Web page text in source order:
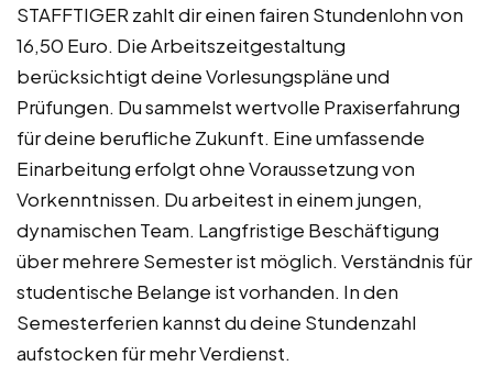
STAFFTIGER zahlt dir einen fairen Stundenlohn von
16,50 Euro. Die Arbeitszeitgestaltung
berücksichtigt deine Vorlesungspläne und
Prüfungen. Du sammelst wertvolle Praxiserfahrung
für deine berufliche Zukunft. Eine umfassende
Einarbeitung erfolgt ohne Voraussetzung von
Vorkenntnissen. Du arbeitest in einem jungen,
dynamischen Team. Langfristige Beschäftigung
über mehrere Semester ist möglich. Verständnis für
studentische Belange ist vorhanden. In den
Semesterferien kannst du deine Stundenzahl
aufstocken für mehr Verdienst.